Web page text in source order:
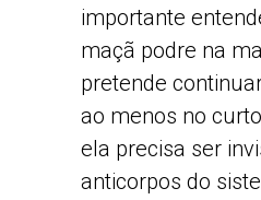
importante
maçã podre na
pretende
ao menos no
ela precisa ser
anticorpos do